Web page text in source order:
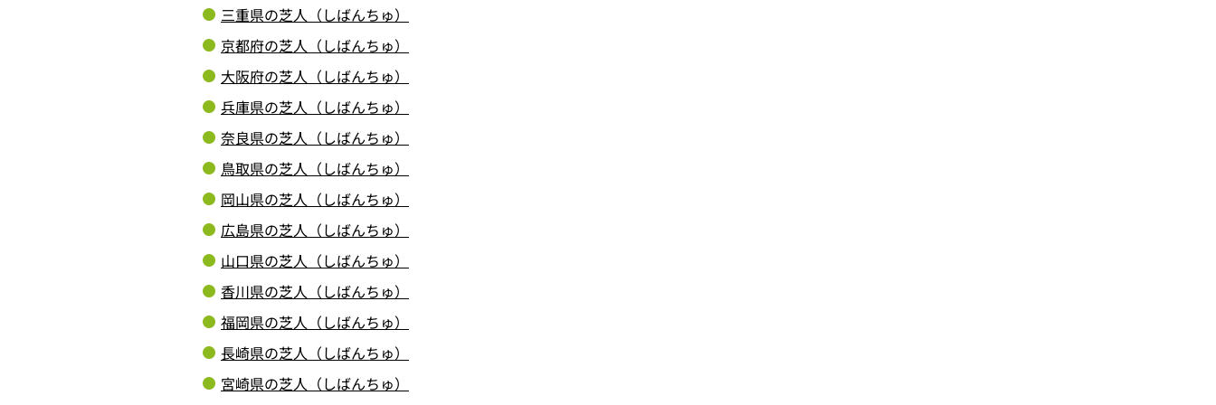
三重県の芝人（しばんちゅ）
京都府の芝人（しばんちゅ）
大阪府の芝人（しばんちゅ）
兵庫県の芝人（しばんちゅ）
奈良県の芝人（しばんちゅ）
鳥取県の芝人（しばんちゅ）
岡山県の芝人（しばんちゅ）
広島県の芝人（しばんちゅ）
山口県の芝人（しばんちゅ）
香川県の芝人（しばんちゅ）
福岡県の芝人（しばんちゅ）
長崎県の芝人（しばんちゅ）
宮崎県の芝人（しばんちゅ）